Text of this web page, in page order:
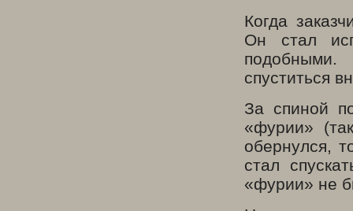
Когда
Он стал
спуститься
За спиной
«фурии»
обернулся,
стал
«фурии» не